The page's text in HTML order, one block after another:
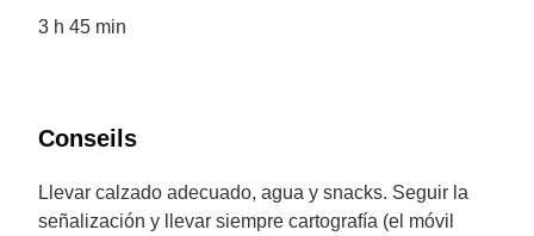
3 h 45 min
Conseils
Llevar calzado adecuado, agua y snacks. Seguir la
señalización y llevar siempre cartografía (el móvil